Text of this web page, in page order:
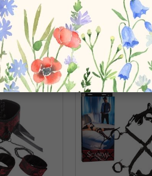
SCANDAL...
44,58 zł